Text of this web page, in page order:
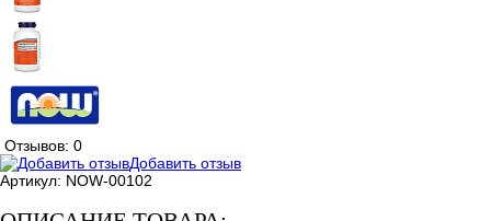
Отзывов: 0
Добавить отзыв
Артикул: NOW-00102